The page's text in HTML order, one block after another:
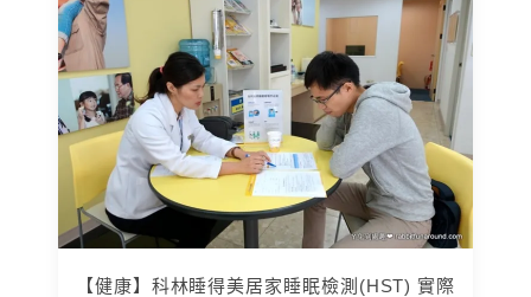
【健康】科林睡得美居家睡眠檢測(HST) 實際